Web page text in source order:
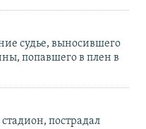
судье, выносившего
попавшего в плен в
пострадал